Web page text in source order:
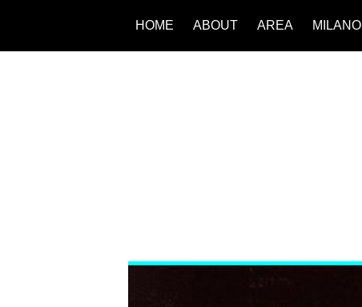
HOME ABOUT AREA MILANO